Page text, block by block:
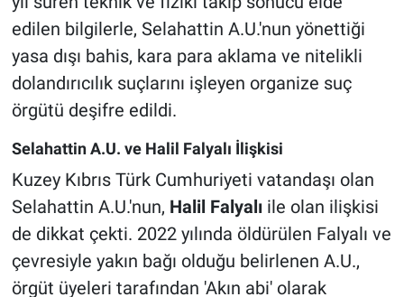
edilen bilgilerle, Selahattin A.U.'nun yönettiği
yasa dışı bahis, kara para aklama ve nitelikli
dolandırıcılık suçlarını işleyen organize suç
örgütü deşifre edildi.
Selahattin A.U. ve Halil Falyalı İlişkisi
Kuzey Kıbrıs Türk Cumhuriyeti vatandaşı olan
Selahattin A.U.'nun, Halil Falyalıile olan ilişkisi
de dikkat çekti. 2022 yılında öldürülen Falyalı ve
çevresiyle yakın bağı olduğu belirlenen A.U.,
örgüt üyeleri tarafından 'Akın abi' olarak